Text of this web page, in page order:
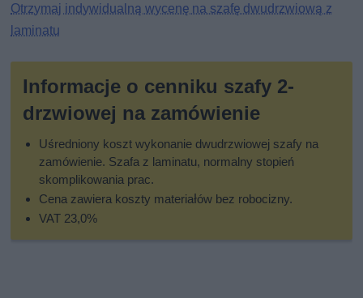
Otrzymaj indywidualną wycenę na szafę dwudrzwiową z
laminatu
Informacje o cenniku szafy 2-
drzwiowej na zamówienie
Uśredniony koszt wykonanie dwudrzwiowej szafy na
zamówienie. Szafa z laminatu, normalny stopień
skomplikowania prac.
Cena zawiera koszty materiałów bez robocizny.
VAT 23,0%